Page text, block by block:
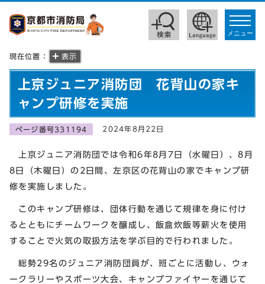
toggle
メニュー
現在位置： 表示
上京ジュニア消防団 花背山の家キ
ャンプ研修を実施
ページ番号331194 2024年8月22日
上京ジュニア消防団では令和6年8月7日（水曜日）、8月
8日（木曜日）の2日間、左京区の花背山の家でキャンプ研
修を実施しました。
このキャンプ研修は、団体行動を通じて規律を身に付け
るとともにチームワークを醸成し、飯盒炊飯等薪火を使用
することで火気の取扱方法を学ぶ目的で行われました。
総勢29名のジュニア消防団員が、班ごとに活動し、ウォ
ークラリーやスポーツ大会、キャンプファイヤーを通じて